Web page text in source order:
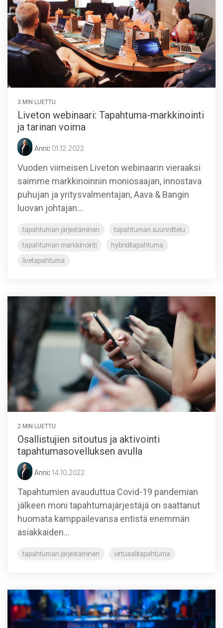
3 MIN LUETTU
Liveton webinaari: Tapahtuma-markkinointi
ja tarinan voima
Anni: 01.12.2022
Vuoden viimeisen Liveton webinaarin vieraaksi
saimme markkinoinnin moniosaajan, innostava
puhujan ja yritysvalmentajan, Aava & Bangin
luovan johtajan...
tapahtuman järjestäminen
tapahtuman suunnittelu
tapahtuman markkinointi
hybriditapahtuma
livetapahtuma
2 MIN LUETTU
Osallistujien sitoutus ja aktivointi
tapahtumasovelluksen avulla
Anni: 14.10.2022
Tapahtumien avauduttua Covid-19 pandemian
jälkeen moni tapahtumajärjestäjä on saattanut
huomata kamppailevansa entistä enemmän
asiakkaiden...
tapahtuman järjestäminen virtuaalitapahtuma